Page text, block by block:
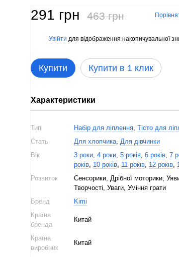
291 грн 463 грн
Увійти для відображення накопичувальної
Купити Купити в 1 клик
Характеристики
Тип Набір для ліплення, Тісто для
Стать
Для хлопчика, Для дівчинки
Вік
3 роки, 4 роки, 5 років, 6 років, 7
років, 10 років, 11 років, 12 років,
Розвиток
Сенсорики, Дрібної моторики,
Творчості, Уваги, Уміння грати
Бренд
Kimi
Країна
бренда
Китай
Країна
виробник
Китай